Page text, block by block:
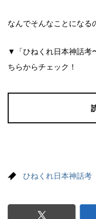
なんでそんなことになる
▼「ひねくれ日本神話考
ちらからチェック！
ひねくれ日本神話考